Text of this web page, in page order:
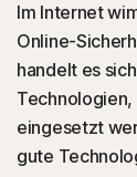
Support
Kostenlos
Im Internet
Online-
handelt es
eingesetzt
gute